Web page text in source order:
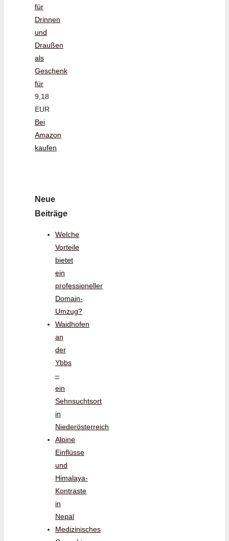
für
Drinnen
und
Draußen
als
Geschenk
für
9,18
EUR
Bei
Amazon
kaufen
Neue
Beiträge
Welche
Vorteile
bietet
ein
professioneller
Domain-
Umzug?
Waidhofen
an
der
Ybbs
–
ein
Sehnsuchtsort
in
Niederösterreich
Alpine
Einflüsse
und
Himalaya-
Kontraste
in
Nepal
Medizinisches